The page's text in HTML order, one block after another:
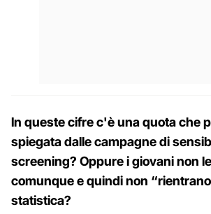
In queste cifre c'è una quota che
spiegata dalle campagne di
screening? Oppure i giovani non
comunque e quindi non
statistica?